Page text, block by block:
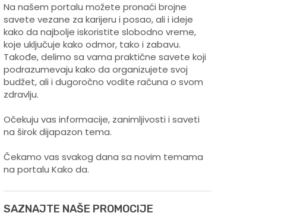
Na našem portalu možete pronaći brojne
savete vezane za karijeru i posao, ali i ideje
kako da najbolje iskoristite slobodno vreme,
koje uključuje kako odmor, tako i zabavu.
Takođe, delimo sa vama praktične savete koji
podrazumevaju kako da organizujete svoj
budžet, ali i dugoročno vodite računa o svom
zdravlju.
Očekuju vas informacije, zanimljivosti i saveti
na širok dijapazon tema.
Čekamo vas svakog dana sa novim temama
na portalu Kako da.
SAZNAJTE NAŠE PROMOCIJE